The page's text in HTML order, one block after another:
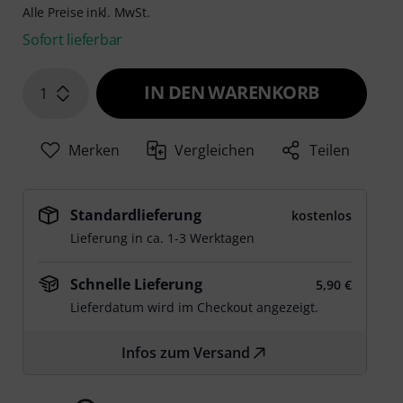
Alle Preise inkl. MwSt.
Sofort lieferbar
1 IN DEN WARENKORB
Merken Vergleichen Teilen
Standardlieferung
kostenlos
Lieferung in ca. 1-3 Werktagen
Schnelle Lieferung
5,90 €
Lieferdatum wird im Checkout angezeigt.
Infos zum Versand